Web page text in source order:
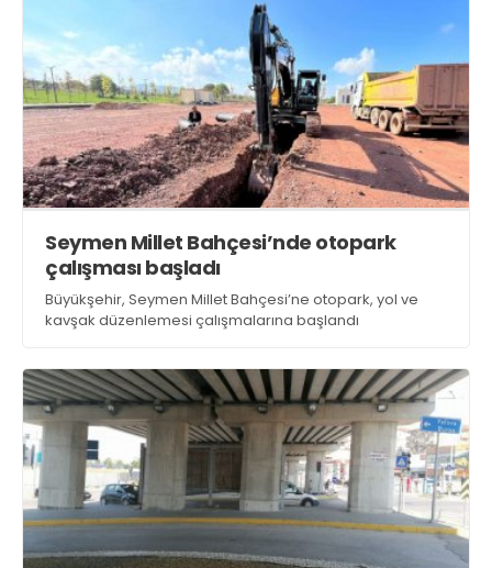
Seymen Millet Bahçesi’nde otopark
çalışması başladı
Büyükşehir, Seymen Millet Bahçesi’ne otopark, yol ve
kavşak düzenlemesi çalışmalarına başlandı